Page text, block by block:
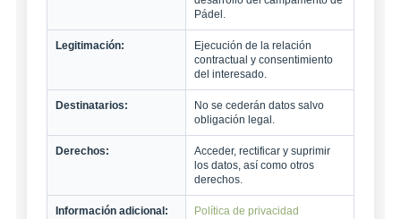
Pádel.
Legitimación:
Ejecución de la relación
contractual y consentimiento
del interesado.
Destinatarios:
No se cederán datos salvo
obligación legal.
Derechos:
Acceder, rectificar y suprimir
los datos, así como otros
derechos.
Información adicional: Política de privacidad